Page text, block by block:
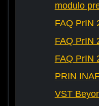
modulo
FAQ PrIN
FAQ PrIN
FAQ PrIN
PRIN
VST